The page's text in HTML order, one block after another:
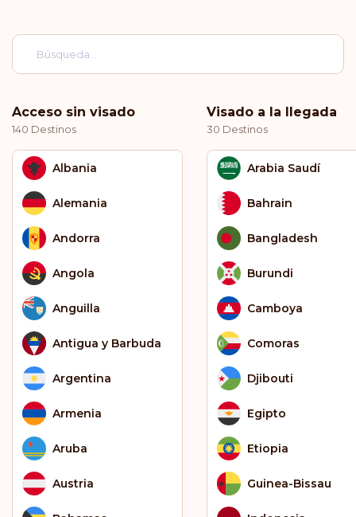
Acceso sin visado
140 Destinos
Albania
Alemania
Andorra
Angola
Anguilla
Antigua y Barbuda
Argentina
Armenia
Aruba
Austria
Visado a la llegada
30 Destinos
Arabia Saudí
Bahrain
Bangladesh
Burundi
Camboya
Comoras
Djibouti
Egipto
Etiopia
Guinea-Bissau